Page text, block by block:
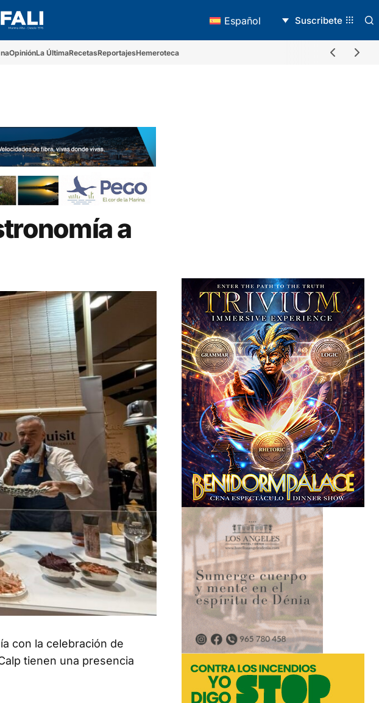
Español Suscribete
OpiniónLa ÚltimaRecetasReportajesHemeroteca
a
con la celebración de
tienen una presencia